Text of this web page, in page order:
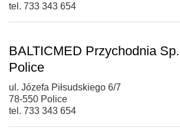
tel. 733 343 654
BALTICMED Przychodnia
Police
ul. Józefa Piłsudskiego 6/7
78-550 Police
tel. 733 343 654